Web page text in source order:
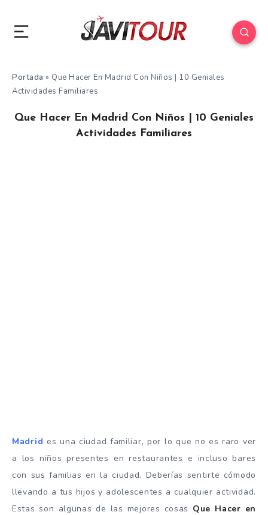
Portada » Que Hacer En Madrid Con Niños | 10 Geniales
Actividades Familiares
Que Hacer En Madrid Con Niños | 10 Geniales
Actividades Familiares
Madrid es una ciudad familiar, por lo que no es raro ver
a los niños presentes en restaurantes e incluso bares
con sus familias en la ciudad. Deberías sentirte cómodo
llevando a tus hijos y adolescentes a cualquier actividad.
Estas son algunas de las mejores cosas Que Hacer en